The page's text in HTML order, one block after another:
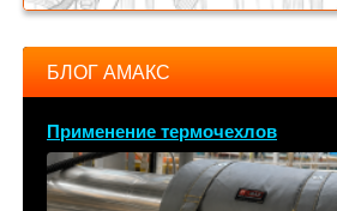
БЛОГ АМАКС
Применение термочехлов